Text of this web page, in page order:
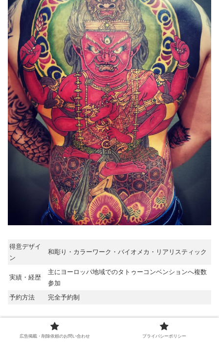
得意デザイ
ン
和彫り・カラーワーク・バイオメカ・リアリスティック
実績・経歴
主にヨーロッパ地域でのタトゥーコンベンションへ複数
参加
予約方法
完全予約制
【こんなスタジオ】
広告掲載・削除依頼のお問い合わせ プライバシーポリシー